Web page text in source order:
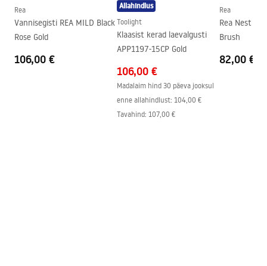
Ühenduse läbimõõt
3/8 tolli
Garantii
5 aastat
Safety_Information_Faucets.pdf
Rea
Vannisegisti REA MILD Black
Rose Gold
106,00 €
Allahindlus
Toolight
Klaasist kerad laevalgusti
APP1197-15CP Gold
106,00 €
Madalaim hind 30 päeva jooksul
enne allahindlust: 104,00 €
Tavahind: 107,00 €
Rea
Rea Nest
Brush
82,00 €